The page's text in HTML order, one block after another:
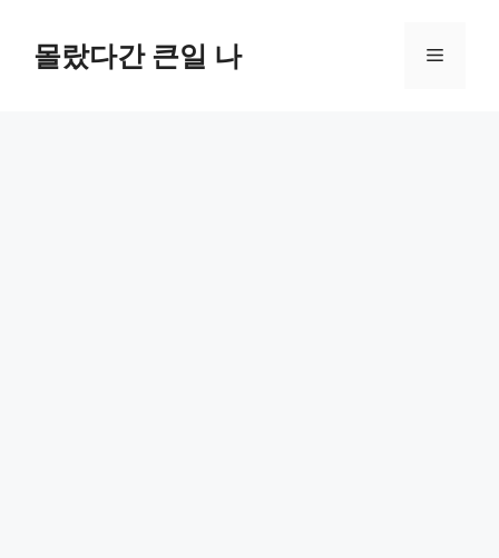
몰랐다간 큰일 나 메